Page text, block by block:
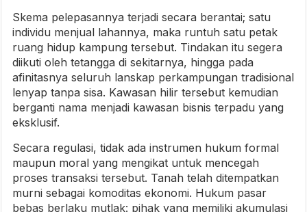
Skema pelepasannya terjadi secara berantai; satu
individu menjual lahannya, maka runtuh satu petak
ruang hidup kampung tersebut. Tindakan itu segera
diikuti oleh tetangga di sekitarnya, hingga pada
afinitasnya seluruh lanskap perkampungan tradisional
lenyap tanpa sisa. Kawasan hilir tersebut kemudian
berganti nama menjadi kawasan bisnis terpadu yang
eksklusif.
Secara regulasi, tidak ada instrumen hukum formal
maupun moral yang mengikat untuk mencegah
proses transaksi tersebut. Tanah telah ditempatkan
murni sebagai komoditas ekonomi. Hukum pasar
bebas berlaku mutlak: pihak yang memiliki akumulasi